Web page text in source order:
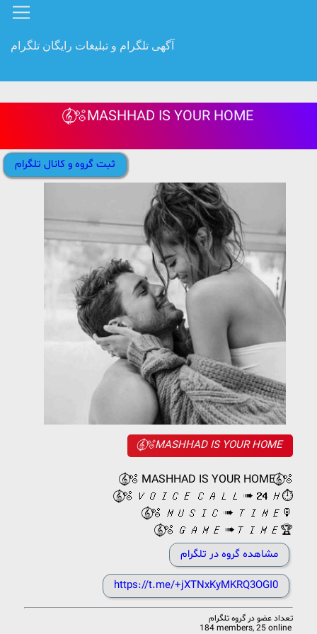
آگهی تلگرام و تبلیغات رایگان تلگرام
𝄞⃝⃭🫧MASHHAD IS YOUR HOME
ثبت گروه و کانال تلگرام
𝄞⃝⃭🫧MASHHAD IS YOUR HOME
𝄞⃝⃭🫧 MASHHAD IS YOUR HOME𝄞⃝⃭🫧
𝄞⃝⃭🫧 𝑉𝑂𝐼𝐶𝐸 𝐶𝐴𝐿𝐿 ➠ 𝟐𝟒 𝐻⏱
𝄞⃝⃭🫧 𝑀𝑈𝑆𝐼𝐶 ➠ 𝑇𝐼𝑀𝐸🎙
𝄞⃝⃭🫧 𝐺𝐴𝑀𝐸 ➠𝑇𝐼𝑀𝐸🏆
مشاهده گروه در تلگرام
https://t.me/+jXTNxKyMKRQ3OGI0
تعداد عضو در گروه تلگرام
184 members, 25 online